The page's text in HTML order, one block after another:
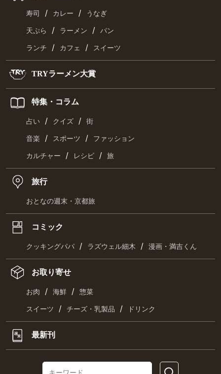
寿司 / カレー / うなぎ
天ぷら / ラーメン / パン
ランチ / カフェ / スイーツ
TRYラーメン大賞
特集・コラム
占い / クイズ / 街
音楽 / スポーツ / ファッション
カルチャー / レシピ / 旅
旅行
おとなの週末・京都旅
コミック
クッキングパパ / ラズウェル細木 / 漫画・満吉くん
お取り寄せ
お肉 / 海鮮 / 惣菜
スイーツ / チーズ・乳製品 / ドリンク
最新刊